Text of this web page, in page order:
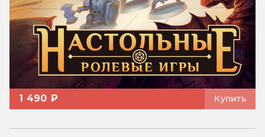
1 490 ₽ Купить